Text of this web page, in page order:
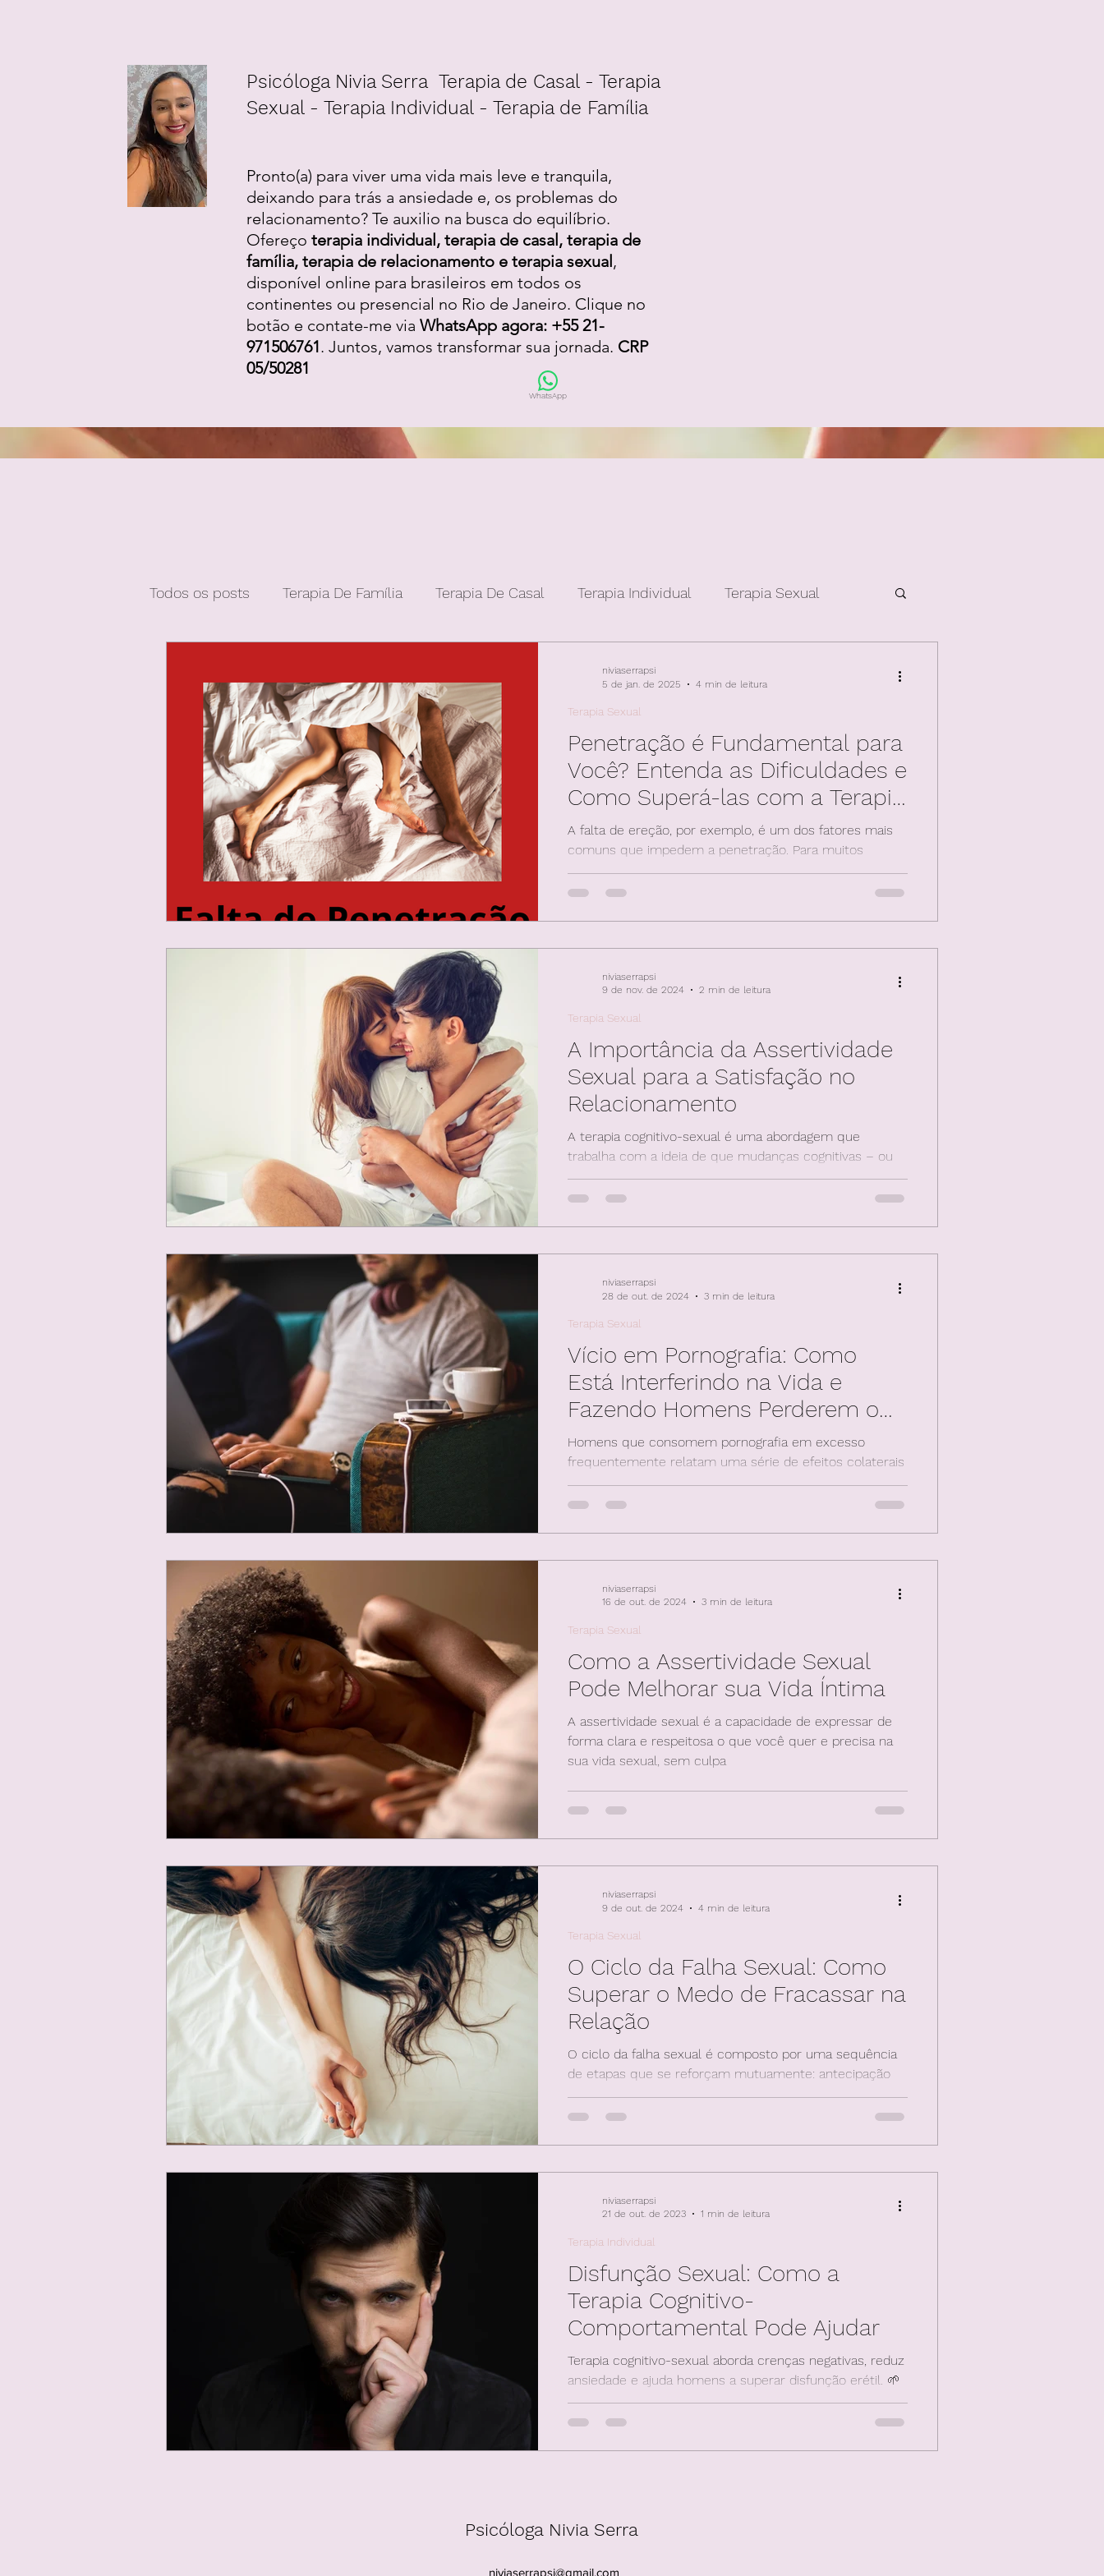
Psicóloga Nivia Serra Terapia de Casal - Terapia
Sexual - Terapia Individual - Terapia de Família
Pronto(a) para viver uma vida mais leve e tranquila,
deixando para trás a ansiedade e, os problemas do
relacionamento? Te auxilio na busca do equilíbrio.
Ofereço terapia individual, terapia de casal, terapia de
família, terapia de relacionamento e terapia sexual,
disponível online para brasileiros em todos os
continentes ou presencial no Rio de Janeiro. Clique no
botão e contate-me via WhatsApp agora: +55 21-
971506761. Juntos, vamos transformar sua jornada. CRP
05/50281
Todos os posts Terapia De Família Terapia De Casal Terapia Individual Terapia Sexual
Penetração é Fundamental para
Você? Entenda as Dificuldades e
Como Superá-las com a Terapia
Cognitivo-Sexual
A falta de ereção, por exemplo, é um dos fatores mais
comuns que impedem a penetração. Para muitos
homens, esse desafio se traduz em sentime
Terapia Sexual
niviaserrapsi
5 de jan. de 2025
4 min de leitura
A Importância da Assertividade
Sexual para a Satisfação no
Relacionamento
A terapia cognitivo-sexual é uma abordagem que
trabalha com a ideia de que mudanças cognitivas – ou
seja, mudanças na forma como pensamos –
Terapia Sexual
niviaserrapsi
9 de nov. de 2024
2 min de leitura
Vício em Pornografia: Como
Está Interferindo na Vida e
Fazendo Homens Perderem o
Controle
Homens que consomem pornografia em excesso
frequentemente relatam uma série de efeitos colaterais
negativos que interferem em suas vidas diá
Terapia Sexual
niviaserrapsi
28 de out. de 2024
3 min de leitura
Como a Assertividade Sexual
Pode Melhorar sua Vida Íntima
A assertividade sexual é a capacidade de expressar de
forma clara e respeitosa o que você quer e precisa na
sua vida sexual, sem culpa
Terapia Sexual
niviaserrapsi
16 de out. de 2024
3 min de leitura
O Ciclo da Falha Sexual: Como
Superar o Medo de Fracassar na
Relação
O ciclo da falha sexual é composto por uma sequência
de etapas que se reforçam mutuamente: antecipação
do fracasso, emoções negativas
Terapia Sexual
niviaserrapsi
9 de out. de 2024
4 min de leitura
Disfunção Sexual: Como a
Terapia Cognitivo-
Comportamental Pode Ajudar
Terapia cognitivo-sexual aborda crenças negativas, reduz
ansiedade e ajuda homens a superar disfunção erétil. 🌱
💪
Terapia Individual
niviaserrapsi
21 de out. de 2023
1 min de leitura
WhatsApp
Psicóloga Nivia Serra
niviaserrapsi@gmail.com